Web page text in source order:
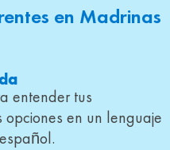
en Madrinas
entender tus
en un lenguaje